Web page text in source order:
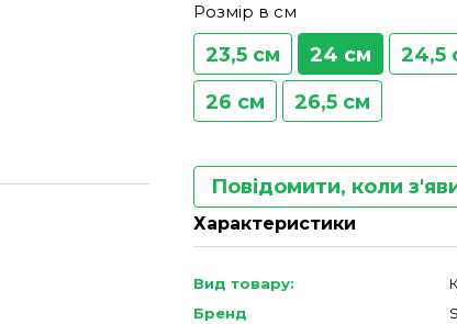
Розмір в см
23,5 см 24 см 24,5
26 см
26,5 см
Повідомити, коли
Характеристики
Вид товару:
Бренд